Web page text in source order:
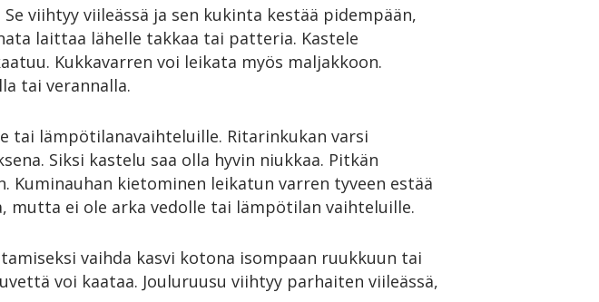
viihtyy viileässä ja sen kukinta kestää pidempään,
laittaa lähelle takkaa tai patteria. Kastele
Kukkavarren voi leikata myös maljakkoon.
tai verannalla.
tai lämpötilanavaihteluille. Ritarinkukan varsi
Siksi kastelu saa olla hyvin niukkaa. Pitkän
Kuminauhan kietominen leikatun varren tyveen estää
ei ole arka vedolle tai lämpötilan vaihteluille.
vaihda kasvi kotona isompaan ruukkuun tai
voi kaataa. Jouluruusu viihtyy parhaiten viileässä,